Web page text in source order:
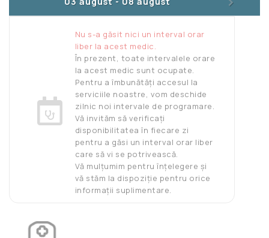
Nu s-a găsit nici un interval orar
liber la acest medic.
În prezent, toate intervalele orare
la acest medic sunt ocupate.
Pentru a îmbunătăți accesul la
serviciile noastre, vom deschide
zilnic noi intervale de programare.
Vă invităm să verificați
disponibilitatea în fiecare zi
pentru a găsi un interval orar liber
care să vi se potrivească.
Vă mulțumim pentru înțelegere și
vă stăm la dispoziție pentru orice
informații suplimentare.